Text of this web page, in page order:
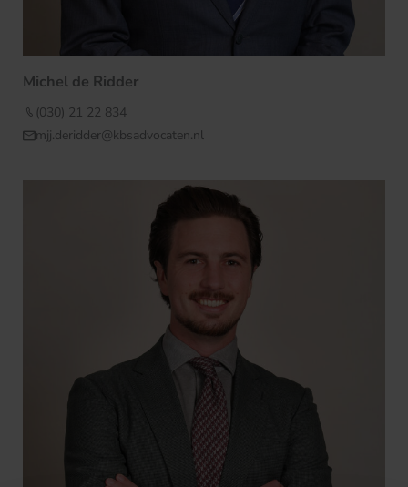
Michel de Ridder
(030) 21 22 834
mjj.deridder@kbsadvocaten.nl